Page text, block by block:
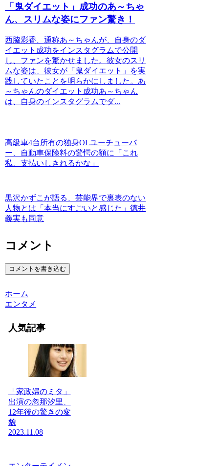
「鬼ダイエット」成功のあ～ちゃ
ん、スリムな姿にファン驚き！
西脇彩香、通称あ～ちゃんが、自身のダ
イエット成功をインスタグラムで公開
し、ファンを驚かせました。彼女のスリ
ムな姿は、彼女が「鬼ダイエット」を実
践していたことを明らかにしました。あ
～ちゃんのダイエット成功あ～ちゃん
は、自身のインスタグラムでダ...
高級車4台所有の独身OLユーチューバ
ー、自動車保険料の驚愕の額に「これ
私、支払いしきれるかな」
黒沢かずこが語る、芸能界で裏表のない
人物とは「本当にすごいと感じた」徳井
義実も同意
コメント
コメントを書き込む
ホーム
エンタメ
人気記事
「家政婦のミタ」
出演の忽那汐里、
12年後の驚きの変
貌
2023.11.08